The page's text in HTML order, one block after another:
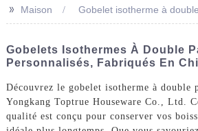
>> Maison Gobelet isotherme à
Gobelets Isothermes À Double
Personnalisés, Fabriqués En
Découvrez le gobelet isotherme à double
Yongkang Toptrue Houseware Co., Ltd.
qualité est conçu pour conserver vos